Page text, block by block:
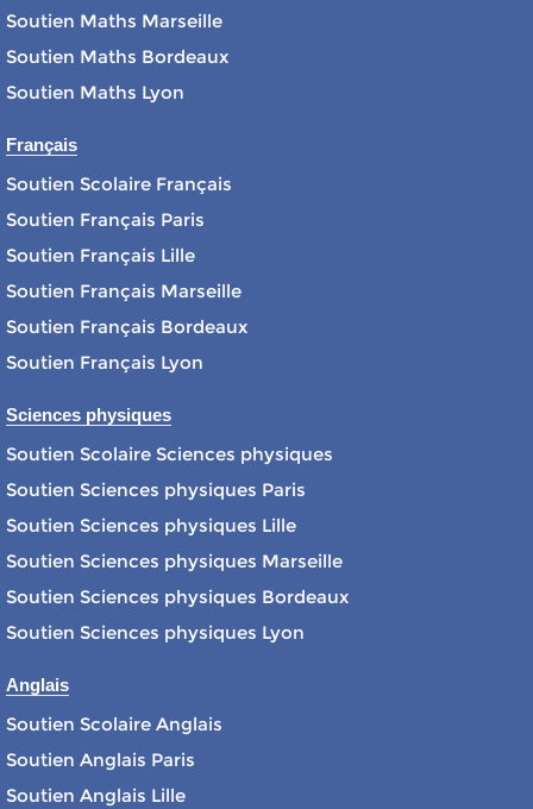
Soutien Maths Marseille
Soutien Maths Bordeaux
Soutien Maths Lyon
Français
Soutien Scolaire Français
Soutien Français Paris
Soutien Français Lille
Soutien Français Marseille
Soutien Français Bordeaux
Soutien Français Lyon
Sciences physiques
Soutien Scolaire Sciences physiques
Soutien Sciences physiques Paris
Soutien Sciences physiques Lille
Soutien Sciences physiques Marseille
Soutien Sciences physiques Bordeaux
Soutien Sciences physiques Lyon
Anglais
Soutien Scolaire Anglais
Soutien Anglais Paris
Soutien Anglais Lille